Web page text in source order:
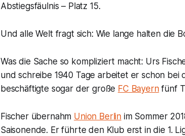
Abstiegsfäulnis – Platz 15.
Und alle Welt fragt sich: Wie lange halten die
Was die Sache so kompliziert macht: Urs
und schreibe 1940 Tage arbeitet er schon bei
beschäftigte sogar der große FC Bayernfünf
Fischer übernahm Union Berlin im Sommer
Saisonende. Er führte den Klub erst in die 1.